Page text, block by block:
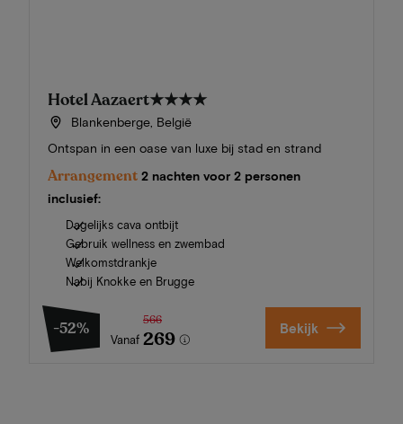
Hotel Aazaert★★★★
Blankenberge, België
Ontspan in een oase van luxe bij stad en strand
Arrangement 2 nachten voor 2 personen
inclusief:
Dagelijks cava ontbijt
Gebruik wellness en zwembad
Welkomstdrankje
Nabij Knokke en Brugge
-52%
Vanaf
566
269 Bekijk